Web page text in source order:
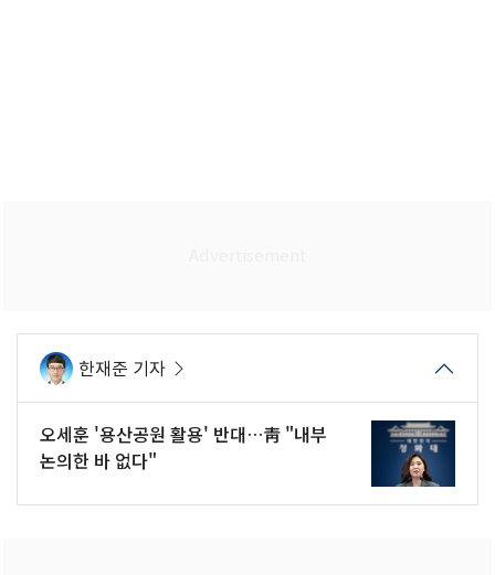
한재준 기자
오세훈 '용산공원 활용' 반대…靑 "내부
논의한 바 없다"